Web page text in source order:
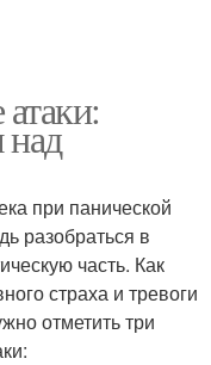
над
при панической
разобраться в
часть. Как
страха и тревоги
отметить три